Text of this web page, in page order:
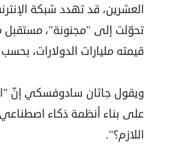
العشرين، قد تهدد شبكة
تحوّلت إلى "مجنونة"، مستقبل
قيمته مليارات الدولارات،
ويقول جاثان سادوفسكي إنّ
على بناء أنظمة ذكاء
اللازم؟".